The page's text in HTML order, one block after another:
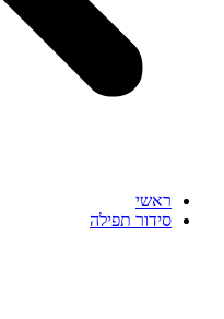
ראשי
סידור תפילה